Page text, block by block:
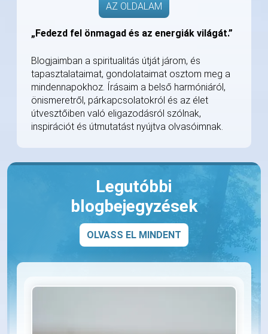
AZ OLDALAM
„Fedezd fel önmagad és az energiák világát.”
Blogjaimban a spiritualitás útját járom, és
tapasztalataimat, gondolataimat osztom meg a
mindennapokhoz. Írásaim a belső harmóniáról,
önismeretről, párkapcsolatokról és az élet
útvesztőiben való eligazodásról szólnak,
inspirációt és útmutatást nyújtva olvasóimnak.
Legutóbbi
blogbejegyzések
OLVASS EL MINDENT